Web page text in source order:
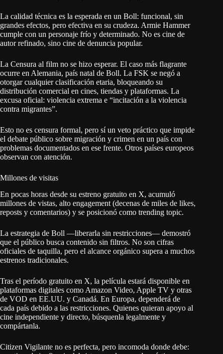
La calidad técnica es la esperada en un Boll: funcional, sin
grandes efectos, pero efectiva en su crudeza. Armie Hammer
cumple con un personaje frío y determinado. No es cine de
autor refinado, sino cine de denuncia popular.
La Censura al film no se hizo esperar. El caso más flagrante
ocurre en Alemania, país natal de Boll. La FSK se negó a
otorgar cualquier clasificación etaria, bloqueando su
distribución comercial en cines, tiendas y plataformas. La
excusa oficial: violencia extrema e “incitación a la violencia
contra migrantes”.
Esto no es censura formal, pero sí un veto práctico que impide
el debate público sobre migración y crimen en un país con
problemas documentados en ese frente. Otros países europeos
observan con atención.
Millones de visitas
En pocas horas desde su estreno gratuito en X, acumuló
millones de vistas, alto engagement (decenas de miles de likes,
reposts y comentarios) y se posicionó como trending topic.
La estrategia de Boll —liberarla sin restricciones— demostró
que el público busca contenido sin filtros. No son cifras
oficiales de taquilla, pero el alcance orgánico supera a muchos
estrenos tradicionales.
Tras el período gratuito en X, la película estará disponible en
plataformas digitales como Amazon Video, Apple TV y otras
de VOD en EE.UU. y Canadá. En Europa, dependerá de
cada país debido a las restricciones. Quienes quieran apoyo al
cine independiente y directo, búsquenla legalmente y
compártanla.
Citizen Vigilante no es perfecta, pero incomoda donde debe: